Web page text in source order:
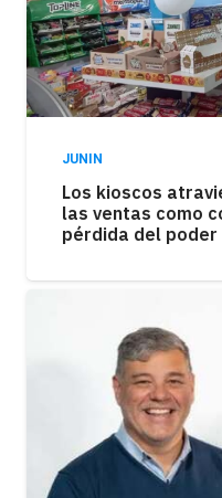
JUNIN
Los kioscos
las ventas como
pérdida del poder